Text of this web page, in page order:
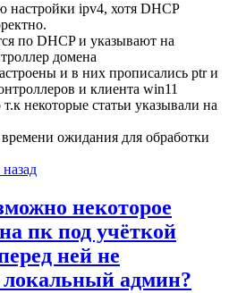
ipv4, хотя DHCP
по DHCP и указывают на
домена
и в них прописались ptr и
и клиента win11
некоторые статьи указывали на
ожидания для обработки
некоторое
пк под учёткой
ней не
локальный админ?